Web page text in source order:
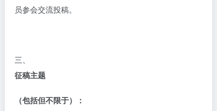
员参会交流投稿。
三、
征稿主题
（包括但不限于）：